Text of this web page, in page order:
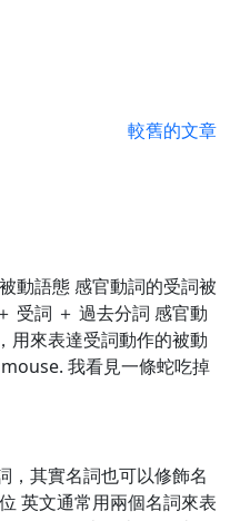
較舊的文章
動語態 感官動詞的受詞被
受詞 ＋ 過去分詞 感官動
用來表達受詞動作的被動
我看見一條蛇吃掉
，其實名詞也可以修飾名
英文通常用兩個名詞來表